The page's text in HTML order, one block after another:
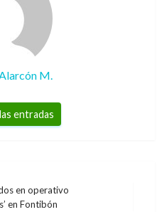
M.
entradas
en operativo
en Fontibón